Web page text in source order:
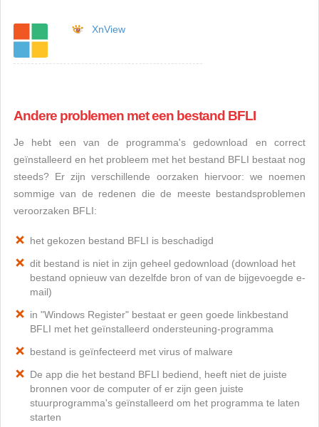
XnView
Andere problemen met een bestand BFLI
Je hebt een van de programma's gedownload en correct
geïnstalleerd en het probleem met het bestand BFLI bestaat nog
steeds? Er zijn verschillende oorzaken hiervoor: we noemen
sommige van de redenen die de meeste bestandsproblemen
veroorzaken BFLI:
het gekozen bestand BFLI is beschadigd
dit bestand is niet in zijn geheel gedownload (download het
bestand opnieuw van dezelfde bron of van de bijgevoegde e-
mail)
in "Windows Register" bestaat er geen goede linkbestand
BFLI met het geïnstalleerd ondersteuning-programma
bestand is geïnfecteerd met virus of malware
De app die het bestand BFLI bediend, heeft niet de juiste
bronnen voor de computer of er zijn geen juiste
stuurprogramma's geïnstalleerd om het programma te laten
starten